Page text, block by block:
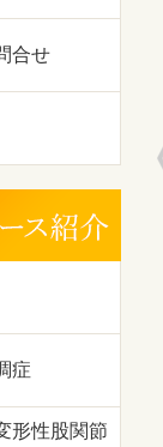
合せ
症
形性股関節